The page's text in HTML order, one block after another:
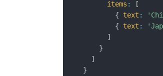
items :
[
{
text :
{
text :
]
}
]
}